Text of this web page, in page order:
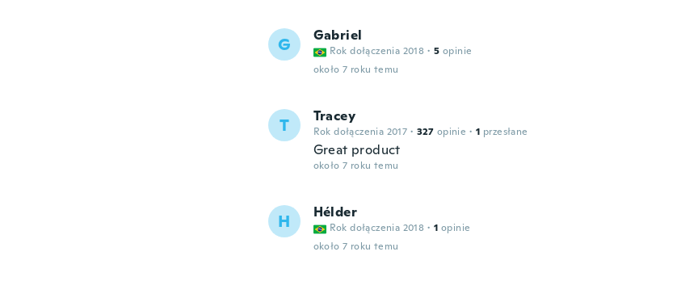
G Gabriel
Rok dołączenia 2018 · 5 opinie
około 7 roku temu
T Tracey
Rok dołączenia 2017 · 327 opinie · 1 przesłane
Great product
około 7 roku temu
H Hélder
Rok dołączenia 2018 · 1 opinie
około 7 roku temu